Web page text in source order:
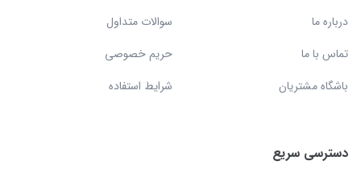
درباره ما
تماس با ما
باشگاه مشتریان
سوالات متداول
حریم خصوصی
شرایط استفاده
دسترسی سریع